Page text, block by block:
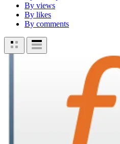
By views
By likes
By comments